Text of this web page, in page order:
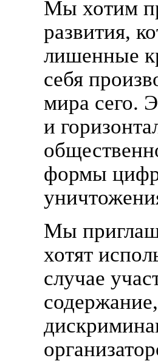
Мы хотим
развития,
лишенные
себя
мира сего.
и
формы
Мы
хотят
случае